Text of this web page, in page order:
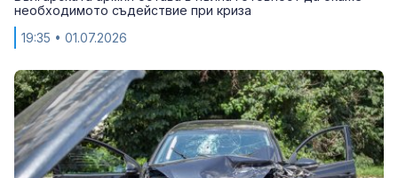
необходимото съдействие при криза
19:35 • 01.07.2026